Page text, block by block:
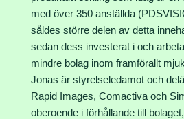
med över 350 anställda
såldes större delen av detta
sedan dess investerat i och
mindre bolag inom framförallt
Jonas är styrelseledamot och
Rapid Images, Comactiva och
oberoende i förhållande till